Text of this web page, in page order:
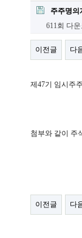
주주명의
611회 다
이전글 다
제47기 임시주
첨부와 같이 주
이전글 다